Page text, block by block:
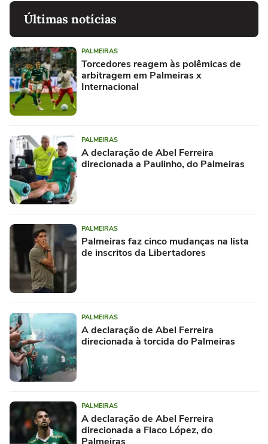
Últimas notícias
PALMEIRAS
Torcedores reagem às polêmicas de
arbitragem em Palmeiras x
Internacional
PALMEIRAS
A declaração de Abel Ferreira
direcionada a Paulinho, do Palmeiras
PALMEIRAS
Palmeiras faz cinco mudanças na lista
de inscritos da Libertadores
PALMEIRAS
A declaração de Abel Ferreira
direcionada à torcida do Palmeiras
PALMEIRAS
A declaração de Abel Ferreira
direcionada a Flaco López, do